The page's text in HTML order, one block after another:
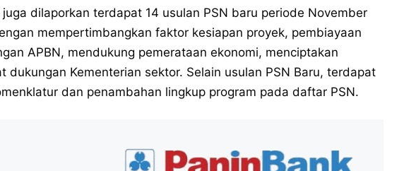
dilaporkan terdapat 14 usulan PSN baru periode November
mempertimbangkan faktor kesiapan proyek, pembiayaan
APBN, mendukung pemerataan ekonomi, menciptakan
dukungan Kementerian sektor. Selain usulan PSN Baru, terdapat
dan penambahan lingkup program pada daftar PSN.